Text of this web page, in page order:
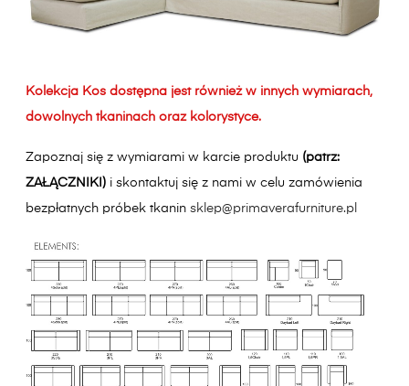
Kolekcja Kos dostępna jest również w innych wymiarach,
dowolnych tkaninach oraz kolorystyce.
Zapoznaj się z wymiarami w karcie produktu (patrz:
ZAŁĄCZNIKI) i skontaktuj się z nami w celu zamówienia
bezpłatnych próbek tkanin sklep@primaverafurniture.pl